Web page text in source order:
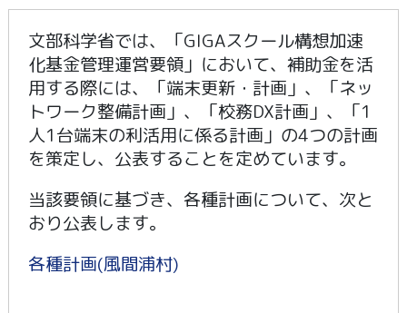
文部科学省では、「GIGAスクール構想加速
化基金管理運営要領」において、補助金を活
用する際には、「端末更新・計画」、「ネッ
トワーク整備計画」、「校務DX計画」、「1
人1台端末の利活用に係る計画」の4つの計画
を策定し、公表することを定めています。
当該要領に基づき、各種計画について、次と
おり公表します。
各種計画(風間浦村)